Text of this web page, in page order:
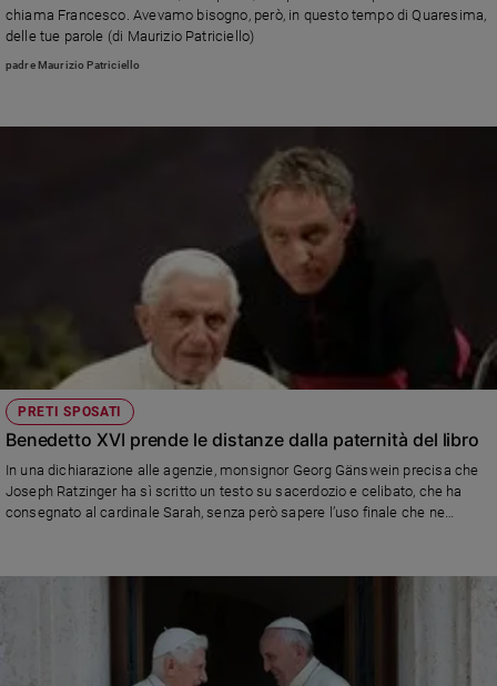
chiama Francesco. Avevamo bisogno, però, in questo tempo di Quaresima,
delle tue parole (di Maurizio Patriciello)
padre Maurizio Patriciello
PRETI SPOSATI
Benedetto XVI prende le distanze dalla paternità del libro
In una dichiarazione alle agenzie, monsignor Georg Gänswein precisa che
Joseph Ratzinger ha sì scritto un testo su sacerdozio e celibato, che ha
consegnato al cardinale Sarah, senza però sapere l’uso finale che ne